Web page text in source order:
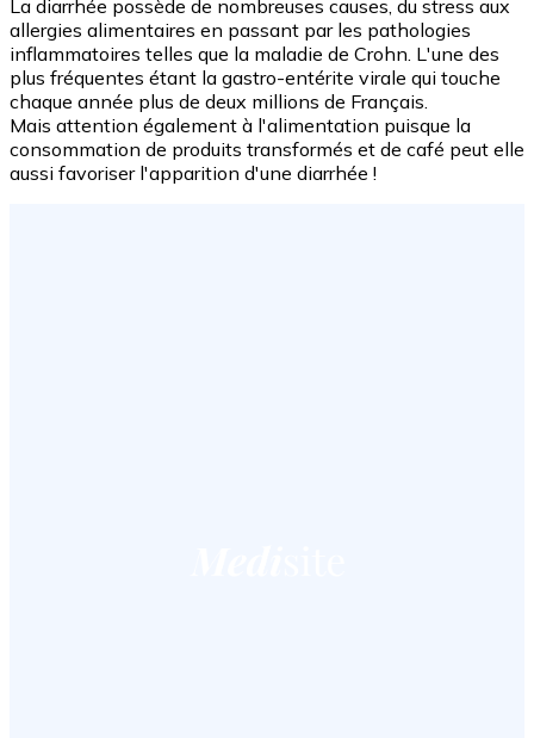
La diarrhée possède de nombreuses causes, du stress aux
allergies alimentaires en passant par les pathologies
inflammatoires telles que la maladie de Crohn. L'une des
plus fréquentes étant la gastro-entérite virale qui touche
chaque année plus de deux millions de Français.
Mais attention également à l'alimentation puisque la
consommation de produits transformés et de café peut elle
aussi favoriser l'apparition d'une diarrhée !